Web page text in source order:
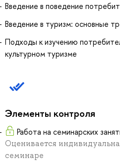
Введение в поведение
Введение в туризм: основные
Подходы к изучению
культурном туризме
Элементы контроля
Работа на семинарских
Оценивается
семинаре